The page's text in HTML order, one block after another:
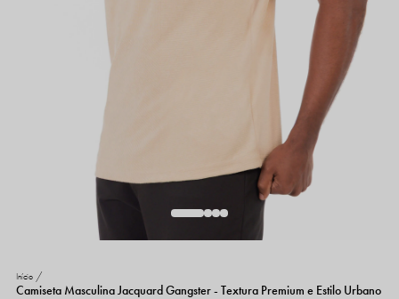
Início
Camiseta Masculina Jacquard Gangster - Textura Premium e Estilo Urbano